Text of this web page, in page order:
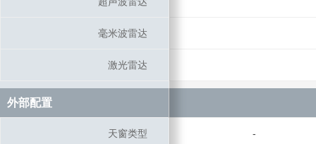
毫米波雷达
激光雷达
外部配置
天窗类型 -
毫米波雷达
激光雷达
外部配置
天窗类型